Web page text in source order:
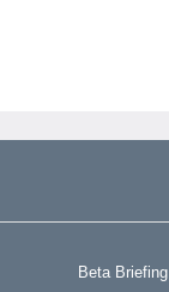
Beta Briefing